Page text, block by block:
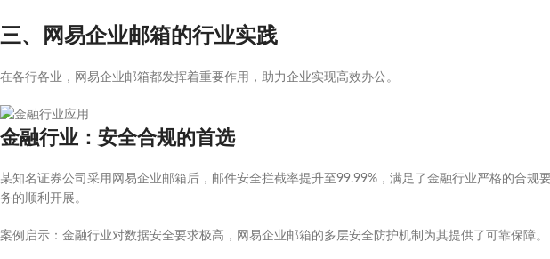
三、网易企业邮箱的行业实践
在各行各业，网易企业邮箱都发挥着重要作用，助力企业实现高效办公。
金融行业：安全合规的首选
某知名证券公司采用网易企业邮箱后，邮件安全拦截率提升至99.99%，满足了金融行业严格的合规
务的顺利开展。
案例启示：金融行业对数据安全要求极高，网易企业邮箱的多层安全防护机制为其提供了可靠保障。